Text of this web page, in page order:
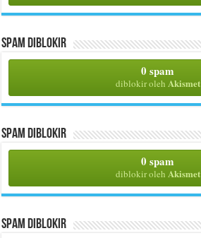
Spam Diblokir
0 spam
diblokir oleh Akismet
Spam Diblokir
0 spam
diblokir oleh Akismet
Spam Diblokir